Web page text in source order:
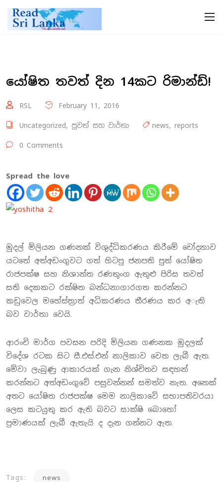
යෝෂිත තවත් දින 14කට රිමාන්ඩ්!
RSL February 11, 2016
Uncategorized, පුවත් සහ වාර්තා news, reports
0 Comments
Spread the love
මුදල් මිලියන ගණනක් විශුද්ධිකරණය කිරීමේ චෝදනාව
යටතේ අත්අඩංගුවට ගත් හිටපු ජනපති පුත් යෝෂිත
රාජපක්ෂ සහ නිශාන්ත රණතුංග ඇතුළු පිරිස තවත්
සති දෙකකට රක්ෂිත බන්ධනාගාරගත කරන්නට
කඩුවෙල මහේස්ත්‍රාත් අධිකරණය තීරණය කර අැති
බව වාර්තා වෙයි.
ආරංචි මාර්ග පවසන පරිදි මිලියන ගණනක මුදලක්
විදේශ රටක සිට සී.එස්.එන් නාලිකාව වෙත ලැබී ඇත.
මේවා ලැබුණු ආකාරයක් ගැන නිශ්චිතව සඳහන්
කරන්නට අත්අඩංගුවේ පසුවන්නන් සමත්ව නැත. අනෙක්
අතට යෝෂිත රාජපක්ෂ මෙම නාලිකාවේ සභාපතිවරයා
ලෙස කටයුතු කර ඇති බවට සාක්ෂි බොහෝ
ප්‍රමාණයක් ලැබී ඇතැයි ද දැන ගන්නට ඇත.
Tags: news